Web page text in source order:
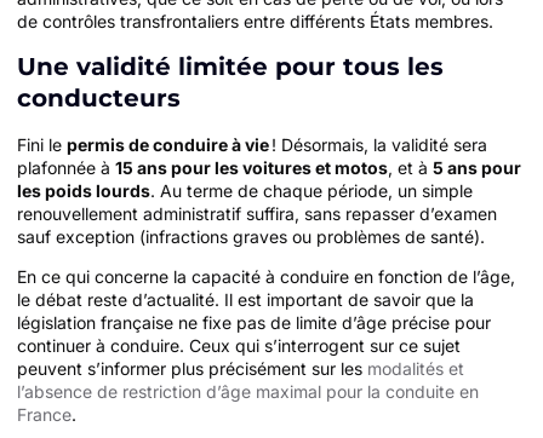
de contrôles transfrontaliers entre différents États membres.
Une validité limitée pour tous les
conducteurs
Fini le permis de conduire à vie! Désormais, la validité sera
plafonnée à 15 ans pour les voitures et motos, et à 5 ans pour
les poids lourds. Au terme de chaque période, un simple
renouvellement administratif suffira, sans repasser d’examen
sauf exception (infractions graves ou problèmes de santé).
En ce qui concerne la capacité à conduire en fonction de l’âge,
le débat reste d’actualité. Il est important de savoir que la
législation française ne fixe pas de limite d’âge précise pour
continuer à conduire. Ceux qui s’interrogent sur ce sujet
peuvent s’informer plus précisément sur les modalités et
l’absence de restriction d’âge maximal pour la conduite en
France.